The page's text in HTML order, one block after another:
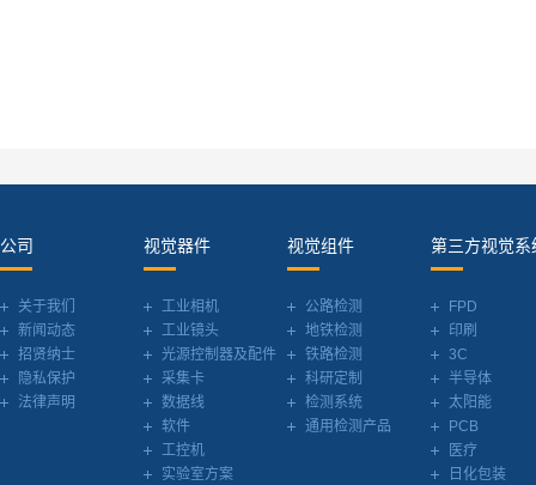
公司
关于我们
新闻动态
招贤纳士
隐私保护
法律声明
视觉器件
工业相机
工业镜头
光源控制器及配件
采集卡
数据线
软件
工控机
实验室方案
视觉组件
公路检测
地铁检测
铁路检测
科研定制
检测系统
通用检测产品
第三方视觉系
FPD
印刷
3C
半导体
太阳能
PCB
医疗
日化包装